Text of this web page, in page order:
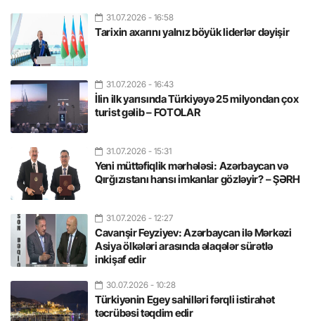
31.07.2026 - 16:58
Tarixin axarını yalnız böyük liderlər dəyişir
31.07.2026 - 16:43
İlin ilk yarısında Türkiyəyə 25 milyondan çox
turist gəlib – FOTOLAR
31.07.2026 - 15:31
Yeni müttəfiqlik mərhələsi: Azərbaycan və
Qırğızıstanı hansı imkanlar gözləyir? – ŞƏRH
31.07.2026 - 12:27
Cavanşir Feyziyev: Azərbaycan ilə Mərkəzi
Asiya ölkələri arasında əlaqələr sürətlə
inkişaf edir
30.07.2026 - 10:28
Türkiyənin Egey sahilləri fərqli istirahət
təcrübəsi təqdim edir